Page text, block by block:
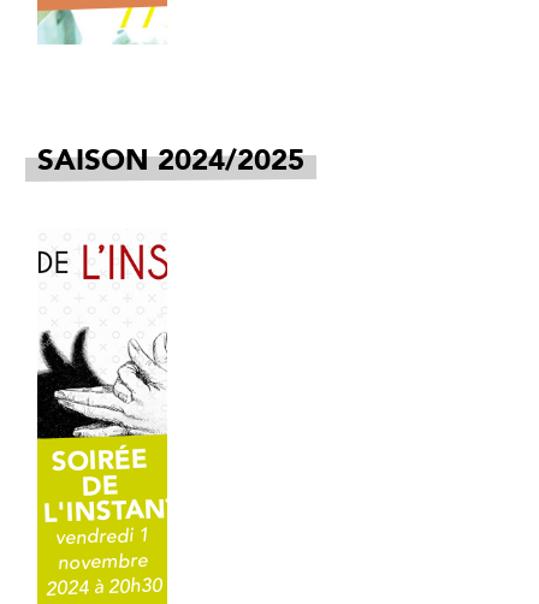
SAISON 2024/2025
SOIRÉE
DE
L'INSTANT
vendredi 1
novembre
2024 à 20h30